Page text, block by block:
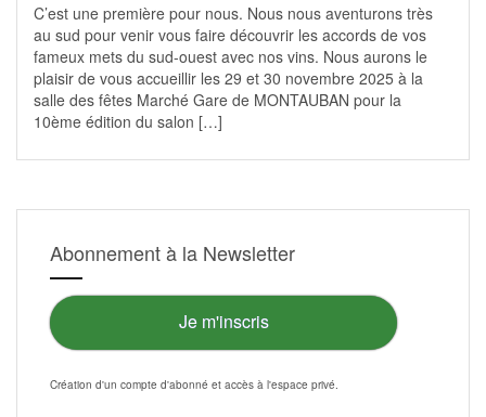
C’est une première pour nous. Nous nous aventurons très
au sud pour venir vous faire découvrir les accords de vos
fameux mets du sud-ouest avec nos vins. Nous aurons le
plaisir de vous accueillir les 29 et 30 novembre 2025 à la
salle des fêtes Marché Gare de MONTAUBAN pour la
10ème édition du salon […]
Abonnement à la Newsletter
Je m'inscris
Création d'un compte d'abonné et accès à l'espace privé.